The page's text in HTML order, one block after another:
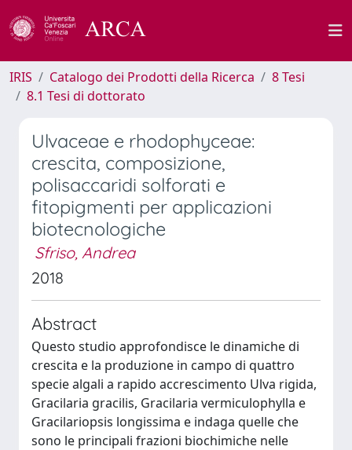
IRIS Catalogo dei Prodotti della Ricerca
8 Tesi
8.1 Tesi di dottorato
Ulvaceae e rhodophyceae:
crescita, composizione,
polisaccaridi solforati e
fitopigmenti per applicazioni
biotecnologiche
Sfriso, Andrea
2018
Abstract
Questo studio approfondisce le dinamiche di
crescita e la produzione in campo di quattro
specie algali a rapido accrescimento Ulva rigida,
Gracilaria gracilis, Gracilaria vermiculophylla e
Gracilariopsis longissima e indaga quelle che
sono le principali frazioni biochimiche nelle